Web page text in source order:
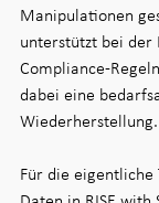
Manipulationen
unterstützt bei der
Compliance-
dabei eine
Wiederherstellung.
Für die